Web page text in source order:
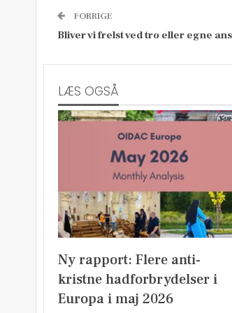
FORRIGE
Bliver vi frelst ved tro eller egne
LÆS OGSÅ
Ny rapport: Flere anti-
kristne hadforbrydelser i
Europa i maj 2026